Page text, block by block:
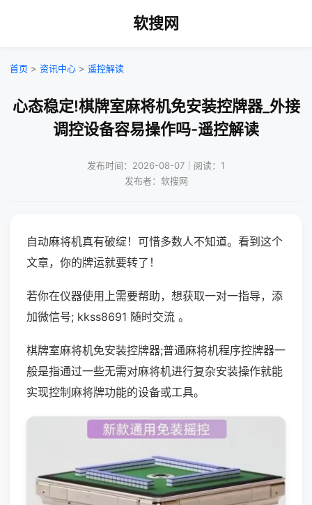
软搜网
首页 > 资讯中心 > 遥控解读
心态稳定!棋牌室麻将机免安装控牌器_外接
调控设备容易操作吗-遥控解读
发布时间：2026-08-07｜阅读：1
发布者：软搜网
自动麻将机真有破绽！可惜多数人不知道。看到这个
文章，你的牌运就要转了！
若你在仪器使用上需要帮助，想获取一对一指导，添
加微信号; kkss8691 随时交流 。
棋牌室麻将机免安装控牌器;普通麻将机程序控牌器一
般是指通过一些无需对麻将机进行复杂安装操作就能
实现控制麻将牌功能的设备或工具。